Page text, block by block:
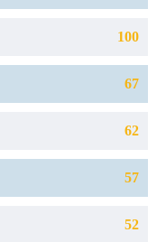
100
67
62
57
52